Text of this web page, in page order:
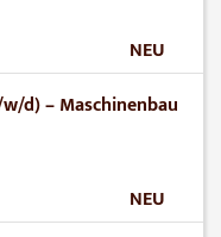
NEU
d) – Maschinenbau
NEU